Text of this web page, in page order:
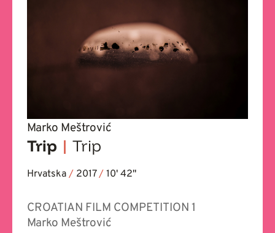
Marko Meštrović
Trip | Trip
Hrvatska / 2017/ 10' 42''
CROATIAN FILM COMPETITION 1
Marko Meštrović